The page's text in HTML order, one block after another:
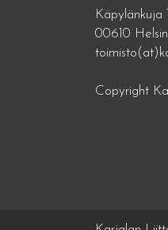
Käpylänkuja 1
00610
Copyright